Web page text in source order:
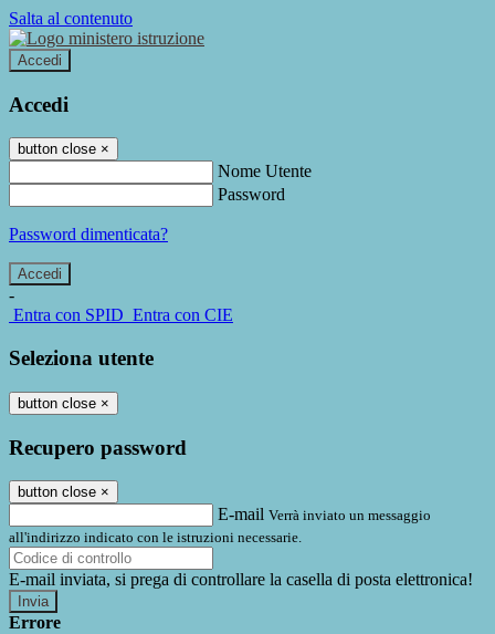
Salta al contenuto
Accedi
Accedi
button close ×
Nome Utente
Password
Password dimenticata?
-
Entra con SPID Entra con CIE
Seleziona utente
button close ×
Recupero password
button close ×
E-mail Verrà inviato un messaggio
all'indirizzo indicato con le istruzioni necessarie.
E-mail inviata, si prega di controllare la casella di posta elettronica!
Errore